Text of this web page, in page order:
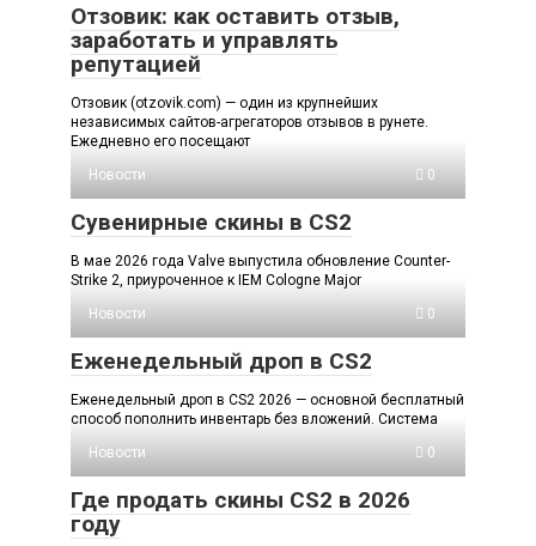
Отзовик: как оставить отзыв,
заработать и управлять
репутацией
Отзовик (otzovik.com) — один из крупнейших
независимых сайтов-агрегаторов отзывов в рунете.
Ежедневно его посещают
Новости
0
Сувенирные скины в CS2
В мае 2026 года Valve выпустила обновление Counter-
Strike 2, приуроченное к IEM Cologne Major
Новости
0
Еженедельный дроп в CS2
Еженедельный дроп в CS2 2026 — основной бесплатный
способ пополнить инвентарь без вложений. Система
Новости
0
Где продать скины CS2 в 2026
году